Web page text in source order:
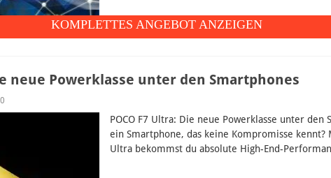
KOMPLETTES ANGEBOT ANZEIGEN
neue Powerklasse unter den Smartphones
0
POCO F7 Ultra: Die neue Powerklasse unter den
ein Smartphone, das keine Kompromisse kennt?
Ultra bekommst du absolute High-End-